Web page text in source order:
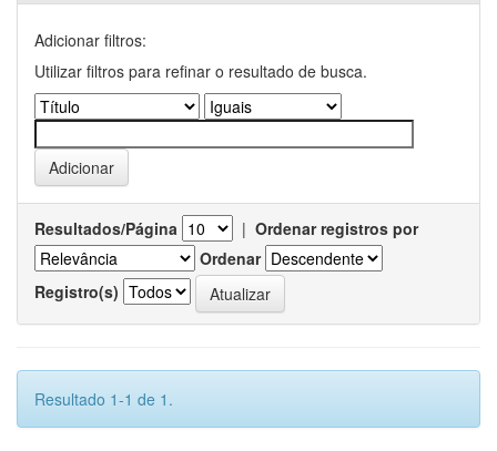
Adicionar filtros:
Utilizar filtros para refinar o resultado de busca.
Resultados/Página | Ordenar registros por
Ordenar
Registro(s)
Resultado 1-1 de 1.